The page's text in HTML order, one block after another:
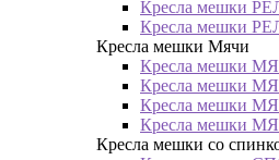
Креслa мешки
Креслa мешки
Кресла мешки Мячи
Кресла мешки
Кресла мешки
Кресла мешки
Кресла мешки
Кресла мешки со